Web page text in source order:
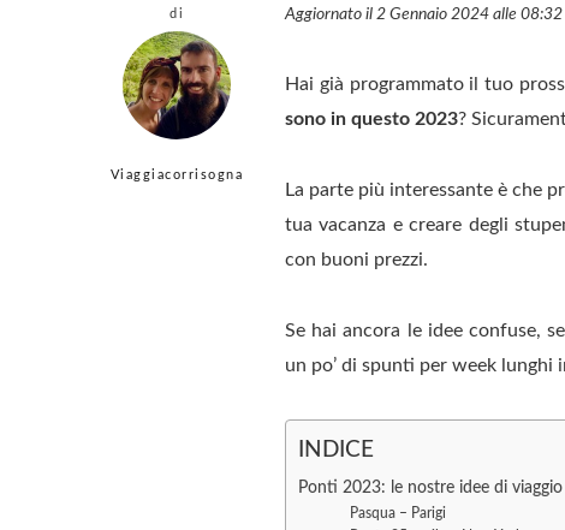
di
Viaggiacorrisogna
Aggiornato il 2 Gennaio 2024 alle 08:32
Hai già programmato il tuo
sono in questo 2023?
La parte più interessante è che
tua vacanza e creare degli
con buoni prezzi.
Se hai ancora le idee confuse,
un po’ di spunti per week lunghi
INDICE
Ponti 2023: le nostre idee di viaggio
Pasqua – Parigi